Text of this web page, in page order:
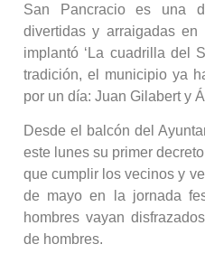
San Pancracio es una
divertidas y arraigadas
implantó ‘La cuadrilla del
tradición, el municipio ya
por un día: Juan Gilabert y
Desde el balcón del
este lunes su primer
que cumplir los vecinos y
de mayo en la jornada
hombres vayan
de hombres.